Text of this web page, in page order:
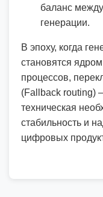
баланс
генерации.
В эпоху, когда
становятся
процессов,
(Fallback routing)
техническая
стабильность и
цифровых